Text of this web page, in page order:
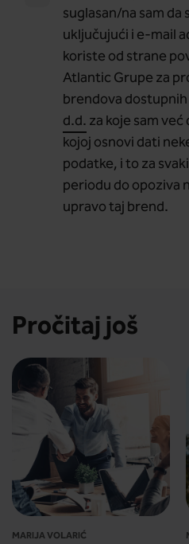
suglasan/na sam da
uključujući i e-mail
koriste od strane
Atlantic Grupe za
brendova dostupnih
d.d. za koje sam
kojoj osnovi dati
podatke, i to za
periodu do opoziva
upravo taj brend.
Pročitaj još
MARIJA VOLARIĆ